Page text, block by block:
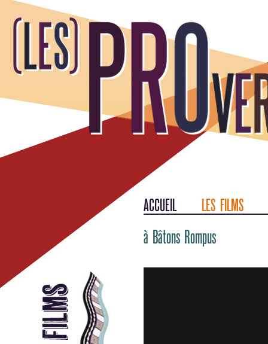
ACCUEIL LES FILMS
à Bâtons Rompus